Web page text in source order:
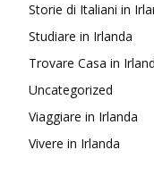
Storie di Italiani in
Studiare in Irlanda
Trovare Casa in
Uncategorized
Viaggiare in Irlanda
Vivere in Irlanda